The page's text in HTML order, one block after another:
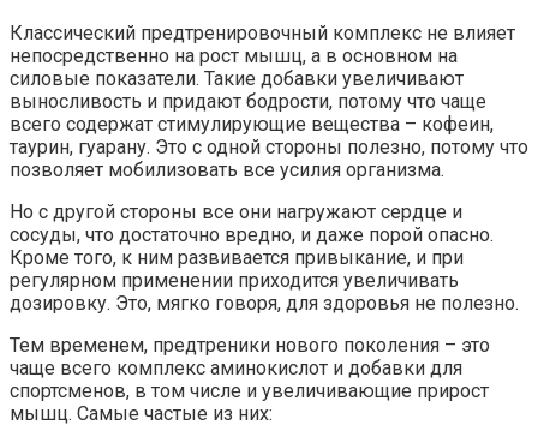
Классический предтренировочный комплекс не влияет
непосредственно на рост мышц, а в основном на
силовые показатели. Такие добавки увеличивают
выносливость и придают бодрости, потому что чаще
всего содержат стимулирующие вещества – кофеин,
таурин, гуарану. Это с одной стороны полезно, потому что
позволяет мобилизовать все усилия организма.
Но с другой стороны все они нагружают сердце и
сосуды, что достаточно вредно, и даже порой опасно.
Кроме того, к ним развивается привыкание, и при
регулярном применении приходится увеличивать
дозировку. Это, мягко говоря, для здоровья не полезно.
Тем временем, предтреники нового поколения – это
чаще всего комплекс аминокислот и добавки для
спортсменов, в том числе и увеличивающие прирост
мышц. Самые частые из них: